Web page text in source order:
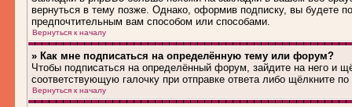
вернуться в тему позже. Однако, оформив подписку, вы будете
предпочтительным вам способом или способами.
Вернуться к началу
» Как мне подписаться на определённую тему или форум?
Чтобы подписаться на определённый форум, зайдите на него и
соответствующую галочку при отправке ответа либо щёлкните
Вернуться к началу